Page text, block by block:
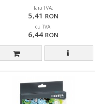
fara TVA:
5,41 RON
cu TVA:
6,44 RON